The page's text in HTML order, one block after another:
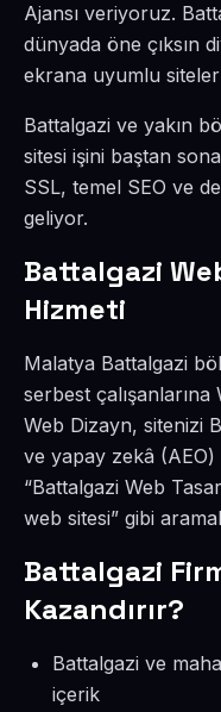
Ajansı veriyoruz.
dünyada öne çıksın
ekrana uyumlu siteler
Battalgazi ve yakın
sitesi işini baştan
SSL, temel SEO ve
geliyor.
Battalgazi
Hizmeti
Malatya Battalgazi
serbest çalışanlarına
Web Dizayn, sitenizi
ve yapay zekâ
“Battalgazi Web
web sitesi” gibi
Battalgazi
Kazandırır?
Battalgazi ve
içerik